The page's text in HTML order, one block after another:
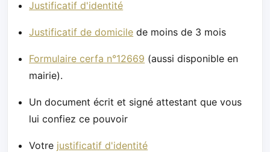
Justificatif d'identité
Justificatif de domicile de moins de 3 mois
Formulaire cerfa n°12669 (aussi disponible en
mairie).
Un document écrit et signé attestant que vous
lui confiez ce pouvoir
Votre justificatif d'identité